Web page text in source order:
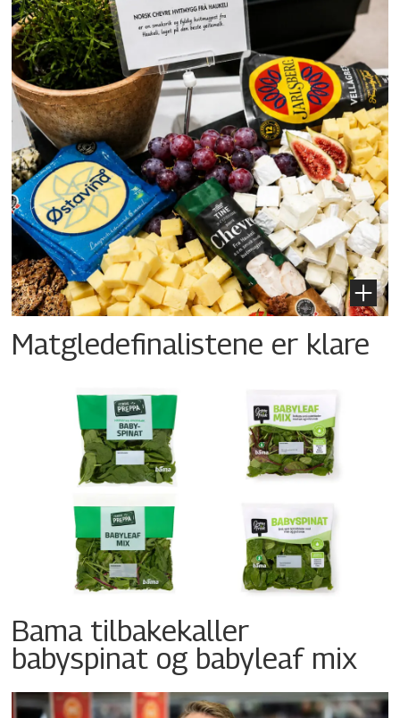
Matgledefinalistene er klare
Bama tilbakekaller
babyspinat og babyleaf mix